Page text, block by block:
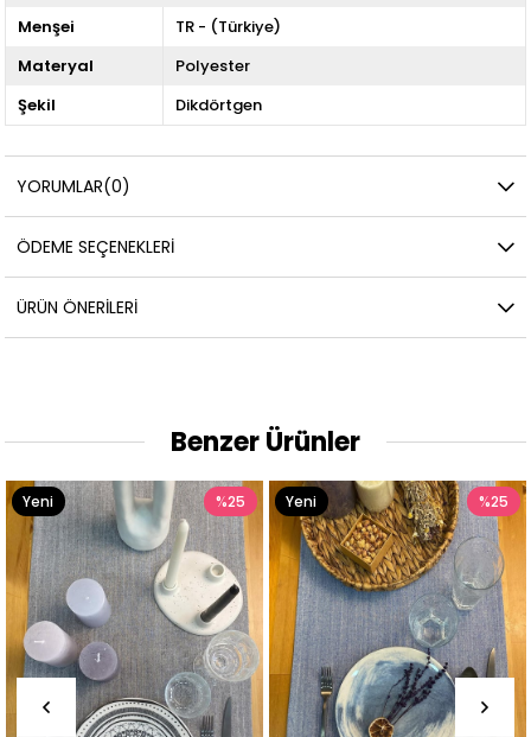
Menşei
TR - (Türkiye)
Materyal
Polyester
Şekil
Dikdörtgen
YORUMLAR(0)
ÖDEME SEÇENEKLERI
ÜRÜN ÖNERILERI
Benzer Ürünler
%25
Yeni
Ürün
%25
Yeni
Ürün